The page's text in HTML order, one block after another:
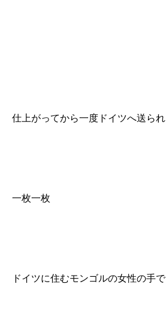
仕上がってから一度ドイツへ送られ
一枚一枚
ドイツに住むモンゴルの女性の手で